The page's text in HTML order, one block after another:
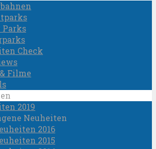
Parks
Check
Filme
2019
Neuheiten
2016
2015